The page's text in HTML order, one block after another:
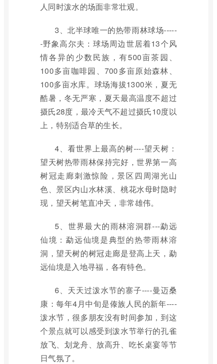
人同时泼水的场面非常壮观。
3、北半球唯一的热带雨林球场-----
-野象高尔夫：球场周边世居着13个风
情各异的少数民族，有500亩茶园、
100多亩咖啡园、700多亩原始森林、
100多亩水库。球场海拔1300米，夏无
酷暑，冬无严寒，夏天最高温度不超过
摄氏28度，最冷天气不超过摄氏10度以
上，特别适合草的生长。
4、看世界上最高的树----望天树：
望天树热带雨林保持完好，世界第一高
树冠走廊刺激惊险，景区四周湖光山
色、景区内山水林溪、桃花水母时隐时
现，望天树笔直冲天，非常雄伟。
5、世界最大的雨林溶洞群---勐远
仙境：勐远仙境是典型的热带雨林溶
洞，望天树的树冠走廊是登高上天，勐
远仙境是入地寻福，各有特色。
6、天天过泼水节的寨子----曼迈桑
康：每年4月中旬是傣族人民的新年----
泼水节，很多朋友没有时间参加，到这
个景点就可以感受到泼水节举行的孔雀
放飞、划龙舟、放高升、吃长桌宴等节
日气氛了。